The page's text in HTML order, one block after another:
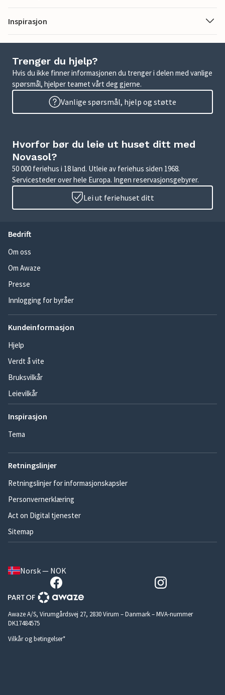
Inspirasjon
Trenger du hjelp?
Hvis du ikke finner informasjonen du trenger i delen med vanlige
spørsmål, hjelper teamet vårt deg gjerne.
Vanlige spørsmål, hjelp og støtte
Hvorfor bør du leie ut huset ditt med
Novasol?
50 000 feriehus i 18 land. Utleie av feriehus siden 1968.
Servicesteder over hele Europa. Ingen reservasjonsgebyrer.
Lei ut feriehuset ditt
Bedrift
Om oss
Om Awaze
Presse
Innlogging for byråer
Kundeinformasjon
Hjelp
Verdt å vite
Bruksvilkår
Leievilkår
Inspirasjon
Tema
Retningslinjer
Retningslinjer for informasjonskapsler
Personvernerklæring
Act on Digital tjenester
Sitemap
Norsk — NOK
Awaze A/S, Virumgårdsvej 27, 2830 Virum – Danmark – MVA-nummer
DK17484575
Vilkår og betingelser*